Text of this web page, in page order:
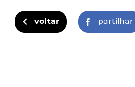
voltar partilhar